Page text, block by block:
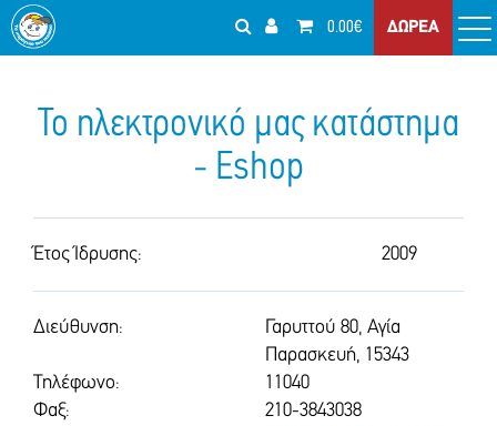
0.00€ ΔΩΡΕΑ
Το ηλεκτρονικό μας κατάστημα
- Eshop
Έτος Ίδρυσης: 2009
Διεύθυνση:
Γαρυττού 80, Αγία
Παρασκευή, 15343
Τηλέφωνο:
11040
Φαξ:
210-3843038